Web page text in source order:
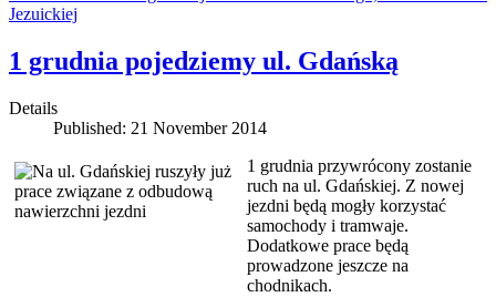
Jezuickiej
1 grudnia pojedziemy ul. Gdańską
Details
Published: 21 November 2014
1 grudnia przywrócony zostanie
ruch na ul. Gdańskiej. Z nowej
jezdni będą mogły korzystać
samochody i tramwaje.
Dodatkowe prace będą
prowadzone jeszcze na
chodnikach.